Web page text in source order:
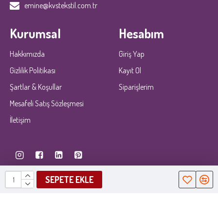
SEPETE EKLE
emine@kvstekstil.com.tr
Kurumsal
Hakkımızda
Gizlilik Politikası
Şartlar & Koşullar
Mesafeli Satış Sözleşmesi
İletişim
Hesabım
Giriş Yap
Kayıt Ol
Siparişlerim
KobiDirektE-ticaret